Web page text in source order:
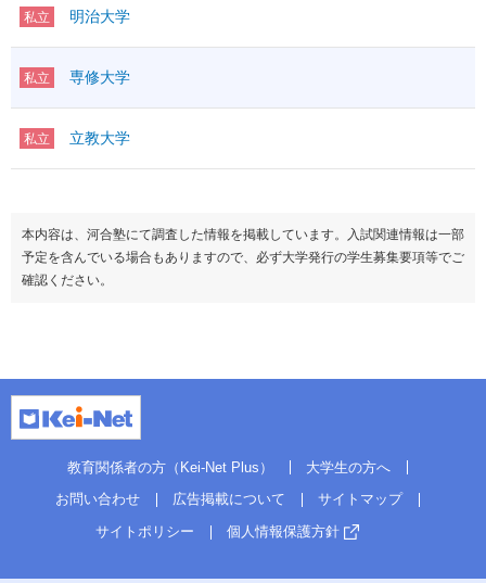
私立 明治大学
私立 専修大学
私立 立教大学
本内容は、河合塾にて調査した情報を掲載しています。入試関連情報は一部
予定を含んでいる場合もありますので、必ず大学発行の学生募集要項等でご
確認ください。
教育関係者の方（Kei-Net Plus）
大学生の方へ
お問い合わせ
広告掲載について
サイトマップ
サイトポリシー
個人情報保護方針